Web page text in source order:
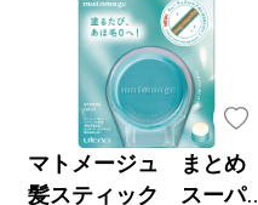
マトメージュ まとめ
髪スティック スーパ